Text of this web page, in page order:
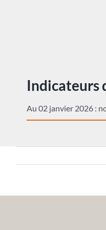
Indicateurs
Au 02 janvier 2026 :